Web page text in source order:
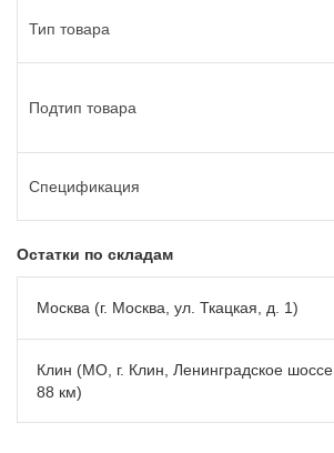
Тип товара
Подтип товара
Спецификация
Остатки по складам
Москва (г. Москва, ул. Ткацкая, д. 1)
Клин (МО, г. Клин, Ленинградское шоссе
88 км)